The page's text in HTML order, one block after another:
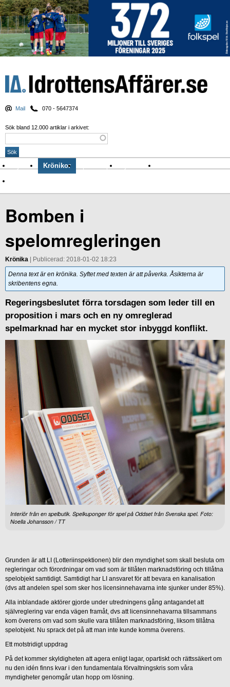
Mail 070 - 5647374
Sök bland 12.000 artiklar i arkivet:
Nyheter Krönikor Sport & spel Nyhetsbrev
Bomben i
spelomregleringen
Krönika | Publicerad: 2018-01-02 18:23
Denna text är en krönika. Syftet med texten är att påverka. Åsikterna är
skribentens egna.
Regeringsbeslutet förra torsdagen som leder till en
proposition i mars och en ny omreglerad
spelmarknad har en mycket stor inbyggd konflikt.
Interiör från en spelbutik. Spelkuponger för spel på Oddset från Svenska spel. Foto:
Noella Johansson / TT
Grunden är att LI (Lotteriinspektionen) blir den myndighet som skall besluta om
regleringar och förordningar om vad som är tillåten marknadsföring och tillåtna
spelobjekt samtidigt. Samtidigt har LI ansvaret för att bevara en kanalisation
(dvs att andelen spel som sker hos licensinnehavarna inte sjunker under 85%).
Alla inblandade aktörer gjorde under utredningens gång antagandet att
självreglering var enda vägen framåt, dvs att licensinnehavarna tillsammans
kom överens om vad som skulle vara tillåten marknadsföring, liksom tillåtna
spelobjekt. Nu sprack det på att man inte kunde komma överens.
Ett motstridigt uppdrag
På det kommer skyldigheten att agera enligt lagar, opartiskt och rättssäkert om
nu den idén finns kvar i den fundamentala förvaltningskris som våra
myndigheter genomgår utan hopp om lösning.